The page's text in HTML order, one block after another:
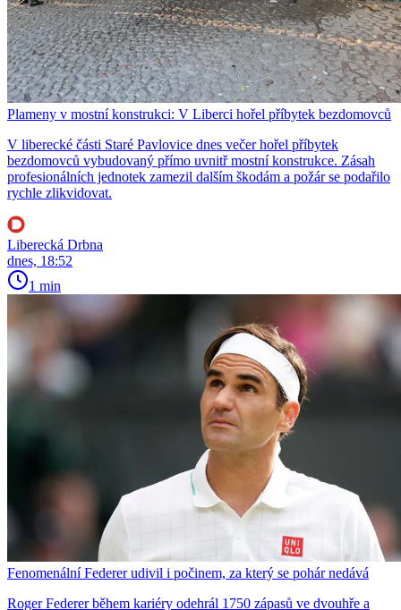
Plameny v mostní konstrukci: V Liberci hořel příbytek bezdomovců
V liberecké části Staré Pavlovice dnes večer hořel příbytek
bezdomovců vybudovaný přímo uvnitř mostní konstrukce. Zásah
profesionálních jednotek zamezil dalším škodám a požár se podařilo
rychle zlikvidovat.
Liberecká Drbna
dnes, 18:52
1 min
Fenomenální Federer udivil i počinem, za který se pohár nedává
Roger Federer během kariéry odehrál 1750 zápasů ve dvouhře a